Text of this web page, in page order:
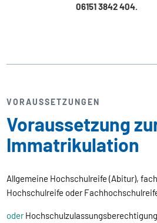
06151 3842 404.
VORAUSSETZUNGEN
Voraussetzung
Immatrikulation
Allgemeine Hochschulreife (Abitur),
Hochschulreife oder
oder